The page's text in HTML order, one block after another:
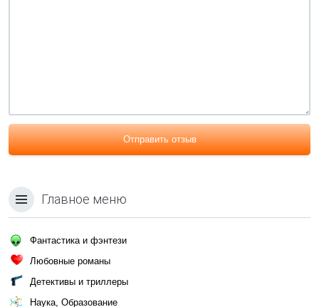
Отправить отзыв
Главное меню
Фантастика и фэнтези
Любовные романы
Детективы и триллеры
Наука, Образование